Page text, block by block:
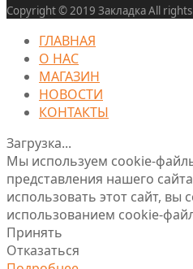
Copyright © 2019 Закладка All
ГЛАВНАЯ
О НАС
МАГАЗИН
НОВОСТИ
КОНТАКТЫ
Загрузка...
Мы используем cookie-
представления нашего
использовать этот сайт, вы
использованием cookie-
Принять
Отказаться